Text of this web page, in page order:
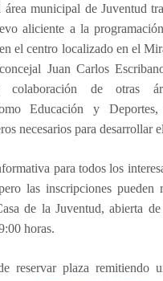
municipal de Juventud
aliciente a la
el centro localizado en el
Juan Carlos
de otras
Educación y
necesarios para desarrollar
para todos los
las inscripciones pueden
de la Juventud, abierta
horas.
reservar plaza remitiendo